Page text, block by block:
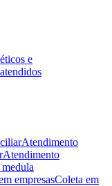
e
Atendimento
Atendimento
empresasColeta em